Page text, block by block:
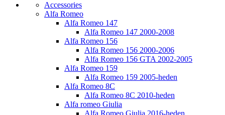
Accessories
Alfa Romeo
Alfa Romeo 147
Alfa Romeo 147 2000-2008
Alfa Romeo 156
Alfa Romeo 156 2000-2006
Alfa Romeo 156 GTA 2002-2005
Alfa Romeo 159
Alfa Romeo 159 2005-heden
Alfa Romeo 8C
Alfa Romeo 8C 2010-heden
Alfa romeo Giulia